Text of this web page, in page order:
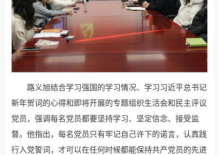
路义旭结合学习强国的学习情况、学习习近平总书记
新年贺词的心得和即将开展的专题组织生活会和民主评议
党员，强调每名党员都要坚持学习、坚定信念、接受监
督。他指出，每名党员只有牢记自己许下的诺言，认真践
行入党誓词，才可以在任何时候都能保持共产党员的先进